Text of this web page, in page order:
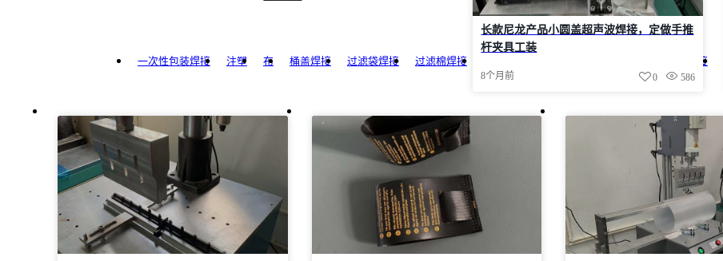
一次性包装焊接 注塑 布 桶盖焊接 过滤袋焊接 过滤棉焊接 充电器焊接
长款尼龙产品小圆盖超声波焊接，定做手推
杆夹具工装
8个月前 586
0